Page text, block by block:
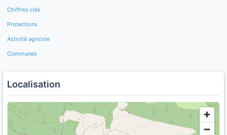
Chiffres clés
Protections
Activité agricole
Communes
Localisation